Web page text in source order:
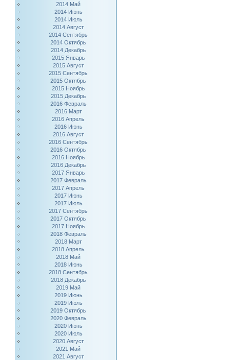
2014 Май
2014 Июнь
2014 Июль
2014 Август
2014 Сентябрь
2014 Октябрь
2014 Декабрь
2015 Январь
2015 Август
2015 Сентябрь
2015 Октябрь
2015 Ноябрь
2015 Декабрь
2016 Февраль
2016 Март
2016 Апрель
2016 Июнь
2016 Август
2016 Сентябрь
2016 Октябрь
2016 Ноябрь
2016 Декабрь
2017 Январь
2017 Февраль
2017 Апрель
2017 Июнь
2017 Июль
2017 Сентябрь
2017 Октябрь
2017 Ноябрь
2018 Февраль
2018 Март
2018 Апрель
2018 Май
2018 Июнь
2018 Сентябрь
2018 Декабрь
2019 Май
2019 Июнь
2019 Июль
2019 Октябрь
2020 Февраль
2020 Июнь
2020 Июль
2020 Август
2021 Май
2021 Август